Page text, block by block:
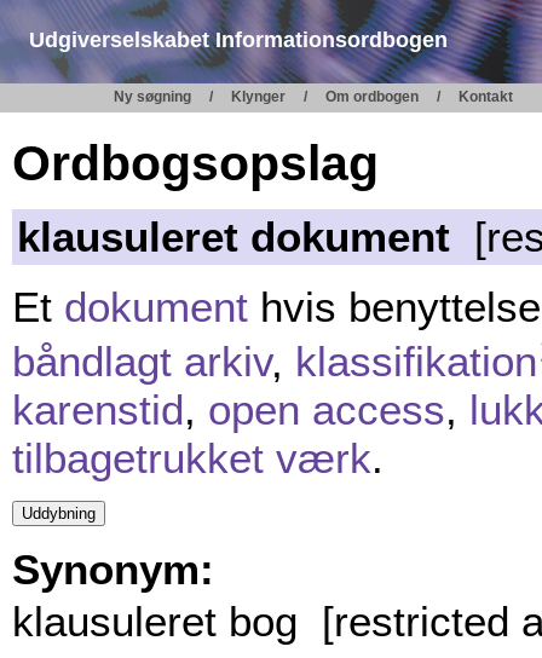
Udgiverselskabet Informationsordbogen
Ny søgning Klynger Om ordbogen Kontakt
Ordbogsopslag
klausuleret dokument
Et dokument hvis
båndlagt arkiv, klassifikation
karenstid, open access,
tilbagetrukket værk.
Synonym:
klausuleret bog [restricted